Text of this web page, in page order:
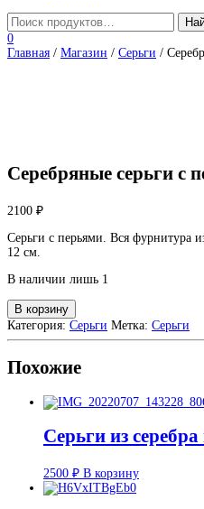
0
Главная / Магазин / Серьги /
Серебряные серьги с
2100 ₽
Серьги с перьями. Вся фурнитура
12 см.
В наличии лишь 1
Количество
товара
Серебряные
с
перьями
В корзину
Категория: Серьги Метка: Серьги
Похожие
Серьги из
2500 ₽ В корзину